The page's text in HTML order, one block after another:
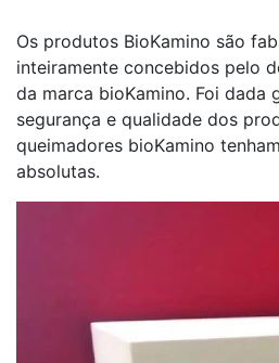
Os produtos BioKamino são
inteiramente concebidos pelo
da marca bioKamino. Foi dada
segurança e qualidade dos
queimadores bioKamino
absolutas.